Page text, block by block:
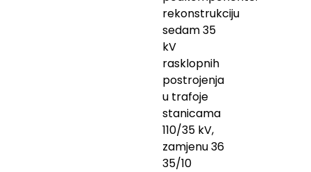
rekonstrukciju
sedam 35
kV
rasklopnih
postrojenja
u trafoje
stanicama
110/35 kV,
zamjenu 36
35/10